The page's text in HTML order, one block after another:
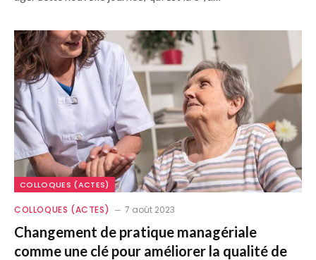
COLLOQUES (ACTES)
COLLOQUES (ACTES) 7 août 2023
Changement de pratique managériale
comme une clé pour améliorer la qualité de